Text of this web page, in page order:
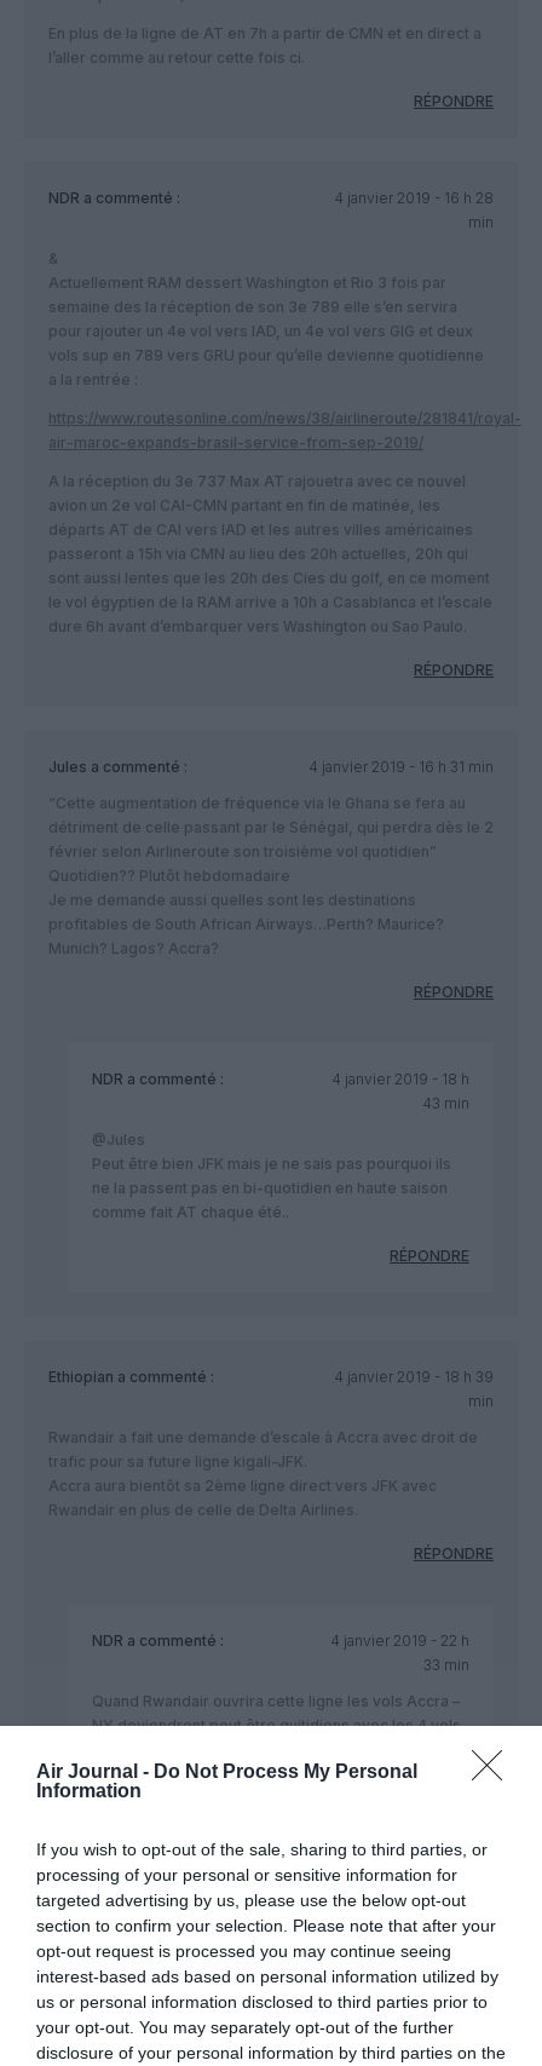
Air Journal - Do Not Process My Personal
Information
If you wish to opt-out of the sale, sharing to third parties, or
processing of your personal or sensitive information for
targeted advertising by us, please use the below opt-out
section to confirm your selection. Please note that after your
opt-out request is processed you may continue seeing
interest-based ads based on personal information utilized by
us or personal information disclosed to third parties prior to
your opt-out. You may separately opt-out of the further
disclosure of your personal information by third parties on the
En plus de la ligne de AT en 7h a partir de CMN et en direct a
l’aller comme au retour cette fois ci.
RÉPONDRE
NDR a commenté :
4 janvier 2019 - 16 h 28
min
&
Actuellement RAM dessert Washington et Rio 3 fois par
semaine des la réception de son 3e 789 elle s’en servira
pour rajouter un 4e vol vers IAD, un 4e vol vers GIG et deux
vols sup en 789 vers GRU pour qu’elle devienne quotidienne
a la rentrée :
https://www.routesonline.com/news/38/airlineroute/281841/royal-
air-maroc-expands-brasil-service-from-sep-2019/
A la réception du 3e 737 Max AT rajouetra avec ce nouvel
avion un 2e vol CAI-CMN partant en fin de matinée, les
départs AT de CAI vers IAD et les autres villes américaines
passeront a 15h via CMN au lieu des 20h actuelles, 20h qui
sont aussi lentes que les 20h des Cies du golf, en ce moment
le vol égyptien de la RAM arrive a 10h a Casablanca et l’escale
dure 6h avant d’embarquer vers Washington ou Sao Paulo.
RÉPONDRE
Jules a commenté :
4 janvier 2019 - 16 h 31 min
“Cette augmentation de fréquence via le Ghana se fera au
détriment de celle passant par le Sénégal, qui perdra dès le 2
février selon Airlineroute son troisième vol quotidien”
Quotidien?? Plutôt hebdomadaire
Je me demande aussi quelles sont les destinations
profitables de South African Airways…Perth? Maurice?
Munich? Lagos? Accra?
RÉPONDRE
NDR a commenté :
4 janvier 2019 - 18 h
43 min
@Jules
Peut être bien JFK mais je ne sais pas pourquoi ils
ne la passent pas en bi-quotidien en haute saison
comme fait AT chaque été..
RÉPONDRE
Ethiopian a commenté :
4 janvier 2019 - 18 h 39
min
Rwandair a fait une demande d’escale à Accra avec droit de
trafic pour sa future ligne kigali-JFK.
Accra aura bientôt sa 2ème ligne direct vers JFK avec
Rwandair en plus de celle de Delta Airlines.
RÉPONDRE
NDR a commenté :
4 janvier 2019 - 22 h
33 min
Quand Rwandair ouvrira cette ligne les vols Accra –
NY deviendront peut être quitidiens avec les 4 vols
J’ai jeté un coup d’oeil a la ligne Accra-Lomé-NY de
a la capitale togolaise ce qui est a mon avis d’un
grand amateurisme : combien de passagers
ghanéens vont réussir a rattraper l’avion de New
York avec 35 minutes d’escales ?
Je dis ça mais AT n’est pas mieux elle force souvent
a des durées d’escales d’au moins 5h ce qui est trop
et après ça on s’étonne pourquoi les Cies extra-
africaines s’accaparent 80% du trafic international
africain, jetez un coup d’oeil aux escales de AF et de